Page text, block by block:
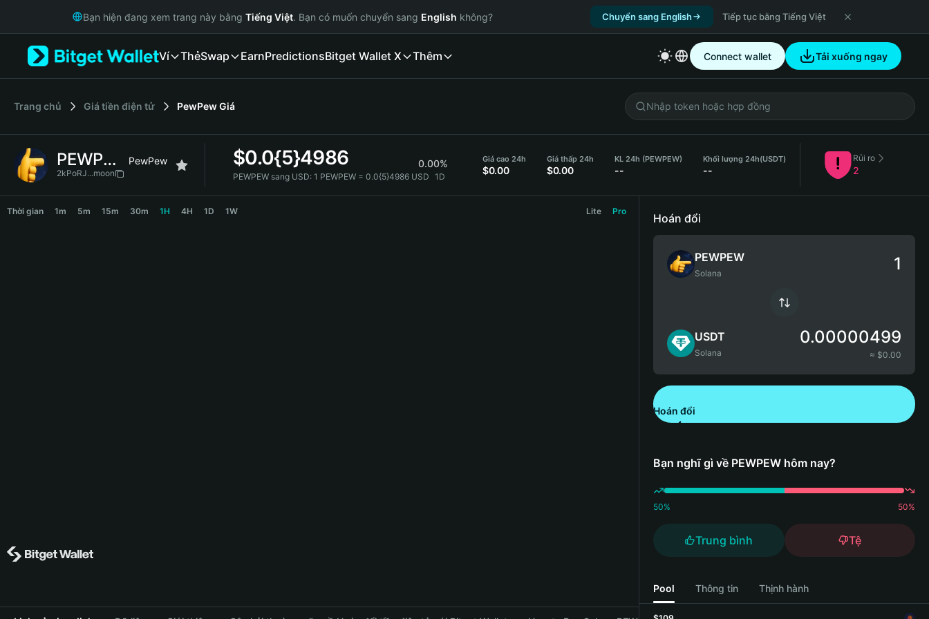
Русский
Italiano
简体中文
繁體中文
Bahasa Indonesia
Bạn hiện đang xem trang này bằng Tiếng Việt. Bạn có muốn chuyển sang English không? Chuyển sang English Tiếp tục bằng Tiếng Việt
Ví ThẻSwap EarnPredictionsBitget Wallet X Thêm Connect wallet Tải xuống ngay
‌Trang chủ Giá tiền điện tử PewPewGiá
PEWPEW PewPew
2kPoRJ...moon
$0.0{5}4986 0.00%
PEWPEW sang USD: 1 PEWPEW = 0.0{5}4986 USD 1D
Giá cao 24h
$0.00
Giá thấp 24h
$0.00
KL 24h (PEWPEW)
--
Khối lượng 24h(USDT)
--
Rủi ro
2
PEWPEW Price Chart
Thời gian 1m 5m 15m 30m 1H 4H 1D 1W Lite Pro
Hoán đổi
PEWPEW
Solana
USDT
Solana
0.00000499
≈ $0.00
Hoán đổi
Bạn nghĩ gì về PEWPEW hôm nay?
50% 50%
Trung bình Tệ
Pool Thông tin Thịnh hành